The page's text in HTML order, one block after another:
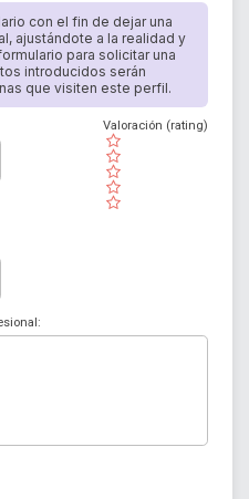
con el fin de dejar una
ajustándote a la realidad y
para solicitar una
introducidos serán
que visiten este perfil.
( )
( )
( )
( )
( )
Valoración (rating)